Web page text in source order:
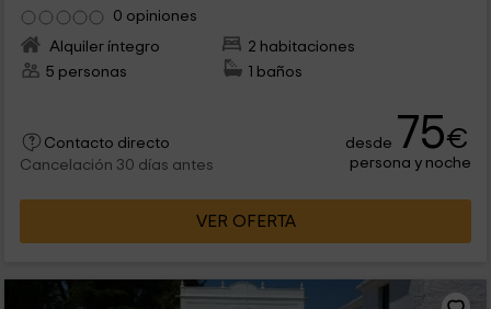
0 opiniones
Alquiler íntegro
2 habitaciones
5 personas
1 baños
Contacto directo
Cancelación 30 días antes
desde 75€
persona y noche
VER OFERTA